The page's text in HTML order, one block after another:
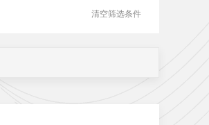
清空筛选条件